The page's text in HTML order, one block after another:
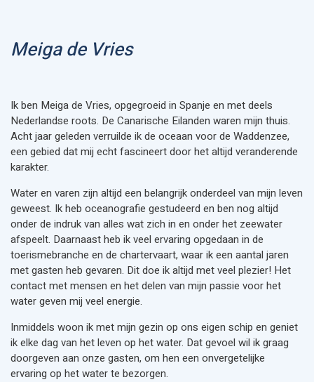
Meiga de Vries
Ik ben Meiga de Vries, opgegroeid in Spanje en met deels
Nederlandse roots. De Canarische Eilanden waren mijn thuis.
Acht jaar geleden verruilde ik de oceaan voor de Waddenzee,
een gebied dat mij echt fascineert door het altijd veranderende
karakter.
Water en varen zijn altijd een belangrijk onderdeel van mijn leven
geweest. Ik heb oceanografie gestudeerd en ben nog altijd
onder de indruk van alles wat zich in en onder het zeewater
afspeelt. Daarnaast heb ik veel ervaring opgedaan in de
toerismebranche en de chartervaart, waar ik een aantal jaren
met gasten heb gevaren. Dit doe ik altijd met veel plezier! Het
contact met mensen en het delen van mijn passie voor het
water geven mij veel energie.
Inmiddels woon ik met mijn gezin op ons eigen schip en geniet
ik elke dag van het leven op het water. Dat gevoel wil ik graag
doorgeven aan onze gasten, om hen een onvergetelijke
ervaring op het water te bezorgen.